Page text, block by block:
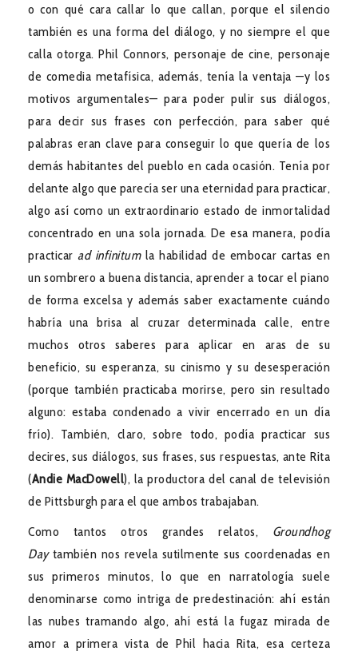
o con qué cara callar lo que callan, porque el silencio
también es una forma del diálogo, y no siempre el que
calla otorga. Phil Connors, personaje de cine, personaje
de comedia metafísica, además, tenía la ventaja —y los
motivos argumentales— para poder pulir sus diálogos,
para decir sus frases con perfección, para saber qué
palabras eran clave para conseguir lo que quería de los
demás habitantes del pueblo en cada ocasión. Tenía por
delante algo que parecía ser una eternidad para practicar,
algo así como un extraordinario estado de inmortalidad
concentrado en una sola jornada. De esa manera, podía
practicar ad infinitumla habilidad de embocar cartas en
un sombrero a buena distancia, aprender a tocar el piano
de forma excelsa y además saber exactamente cuándo
habría una brisa al cruzar determinada calle, entre
muchos otros saberes para aplicar en aras de su
beneficio, su esperanza, su cinismo y su desesperación
(porque también practicaba morirse, pero sin resultado
alguno: estaba condenado a vivir encerrado en un día
frío). También, claro, sobre todo, podía practicar sus
decires, sus diálogos, sus frases, sus respuestas, ante Rita
(Andie MacDowell), la productora del canal de televisión
de Pittsburgh para el que ambos trabajaban.
Como tantos otros grandes relatos, Groundhog
Daytambién nos revela sutilmente sus coordenadas en
sus primeros minutos, lo que en narratología suele
denominarse como intriga de predestinación: ahí están
las nubes tramando algo, ahí está la fugaz mirada de
amor a primera vista de Phil hacia Rita, esa certeza